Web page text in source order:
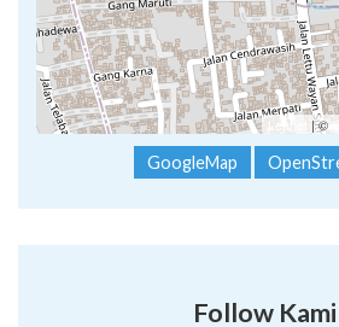
Leaflet | ©
GoogleMap
Follow Kami